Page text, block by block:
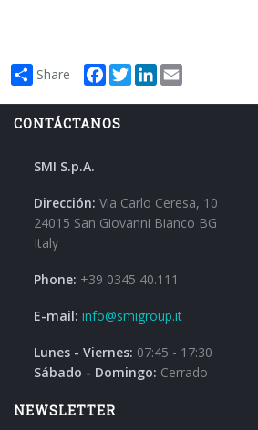
Share Facebook
TwitterLinkedIn
CONTÁCTANOS
SMI S.p.A.
Dirección: Via Carlo Ceresa, 10
24015 San Giovanni Bianco BG
Italy
Phone: +39 0345 40.111
E-mail: info@smigroup.it
Lunes - Viernes: 07:45 - 17:30
Sábado - Domingo: Cerrado
NEWSLETTER